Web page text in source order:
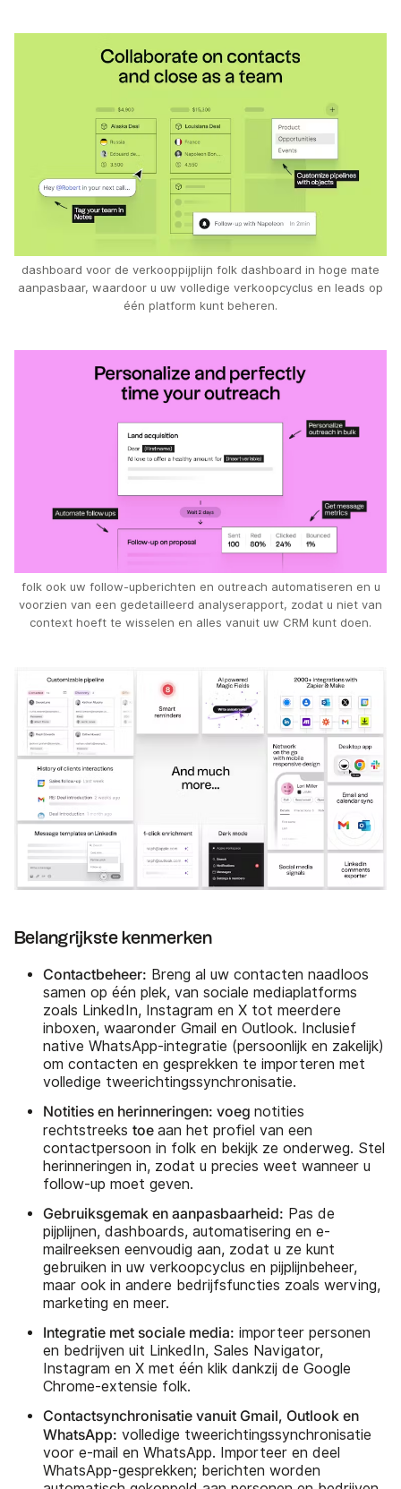
dashboard voor de verkooppijplijn folk dashboard in hoge mate
aanpasbaar, waardoor u uw volledige verkoopcyclus en leads op
één platform kunt beheren.
folk ook uw follow-upberichten en outreach automatiseren en u
voorzien van een gedetailleerd analyserapport, zodat u niet van
context hoeft te wisselen en alles vanuit uw CRM kunt doen.
Belangrijkste kenmerken
Contactbeheer: Breng al uw contacten naadloos
samen op één plek, van sociale mediaplatforms
zoals LinkedIn, Instagram en X tot meerdere
inboxen, waaronder Gmail en Outlook. Inclusief
native WhatsApp-integratie (persoonlijk en zakelijk)
om contacten en gesprekken te importeren met
volledige tweerichtingssynchronisatie.
Notities en herinneringen: voeg notities
rechtstreeks toe aan het profiel van een
contactpersoon in folk en bekijk ze onderweg. Stel
herinneringen in, zodat u precies weet wanneer u
follow-up moet geven.
Gebruiksgemak en aanpasbaarheid: Pas de
pijplijnen, dashboards, automatisering en e-
mailreeksen eenvoudig aan, zodat u ze kunt
gebruiken in uw verkoopcyclus en pijplijnbeheer,
maar ook in andere bedrijfsfuncties zoals werving,
marketing en meer.
Integratie met sociale media: importeer personen
en bedrijven uit LinkedIn, Sales Navigator,
Instagram en X met één klik dankzij de Google
Chrome-extensie folk.
Contactsynchronisatie vanuit Gmail, Outlook en
WhatsApp: volledige tweerichtingssynchronisatie
voor e-mail en WhatsApp. Importeer en deel
WhatsApp-gesprekken; berichten worden